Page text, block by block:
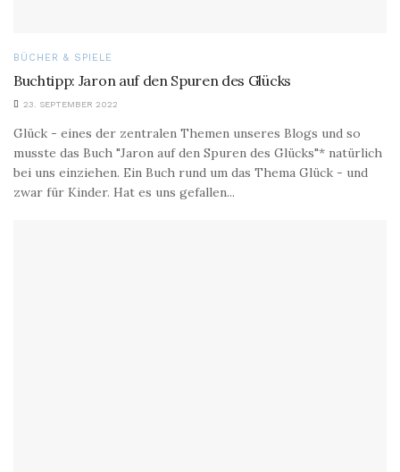
BÜCHER & SPIELE
Buchtipp: Jaron auf den Spuren des Glücks
23. SEPTEMBER 2022
Glück - eines der zentralen Themen unseres Blogs und so
musste das Buch "Jaron auf den Spuren des Glücks"* natürlich
bei uns einziehen. Ein Buch rund um das Thema Glück - und
zwar für Kinder. Hat es uns gefallen...